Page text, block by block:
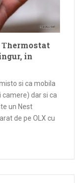
in
si ca mobila
dar si ca
un Nest
de pe OLX cu